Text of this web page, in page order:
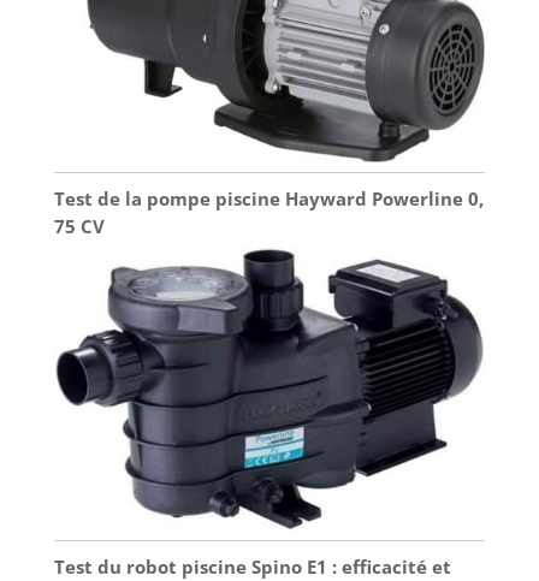
Test de la pompe piscine Hayward Powerline 0,
75 CV
Test du robot piscine Spino E1 : efficacité et